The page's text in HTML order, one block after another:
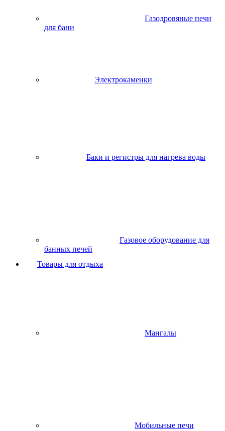
Газодровяные печи
для бани
Электрокаменки
Баки и регистры для нагрева воды
Газовое оборудование для
банных печей
Товары для отдыха
Мангалы
Мобильные печи